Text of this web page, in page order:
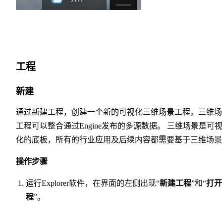
工程
新建
通过新建工程，创建一个新的可视化三维场景工程。三维
工程可以整合通过Engine发布的多源数据。 三维场景是可视
化的底板，所有的行业应用及后续内容都需要基于三维场
操作步骤
运行Explorer软件，在界面的左侧出现“新建工程”和“打
程”。